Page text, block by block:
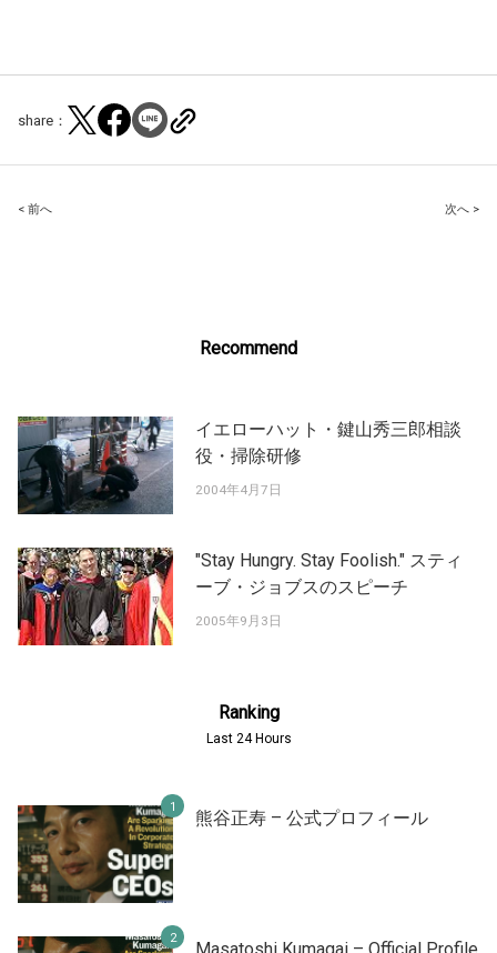
share：
Post
< 前へ 次へ >
Recommend
イエローハット・鍵山秀三郎相談
役・掃除研修
2004年4月7日
"Stay Hungry. Stay Foolish." スティ
ーブ・ジョブスのスピーチ
2005年9月3日
Ranking
Last 24 Hours
熊谷正寿 – 公式プロフィール